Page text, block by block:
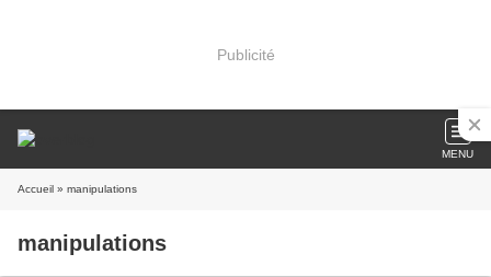
Publicité
MENU
Accueil » manipulations
manipulations